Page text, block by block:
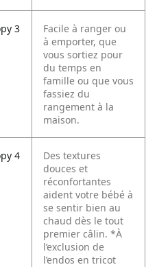
3
Facile à ranger ou
à emporter, que
vous sortiez pour
du temps en
famille ou que vous
fassiez du
rangement à la
maison.
4
Des textures
douces et
réconfortantes
aident votre bébé à
se sentir bien au
chaud dès le tout
premier câlin. *À
l’exclusion de
l’endos en tricot